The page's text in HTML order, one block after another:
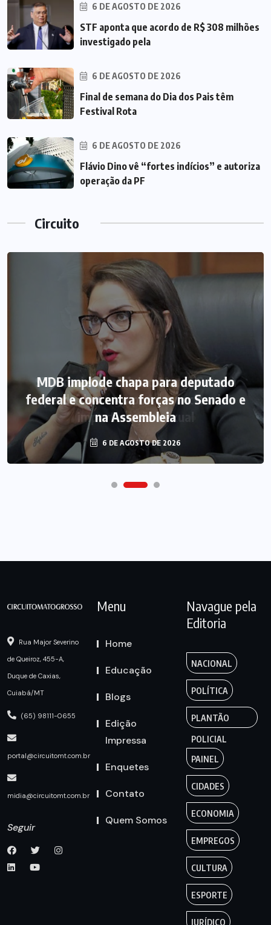
6 DE AGOSTO DE 2026
STF aponta que acordo de R$ 308 milhões
investigado pela
6 DE AGOSTO DE 2026
Final de semana do Dia dos Pais têm
Festival Rota
6 DE AGOSTO DE 2026
Flávio Dino vê “fortes indícios” e autoriza
operação da PF
Circuito
MDB implode chapa para deputado
federal e concentra forças no Senado e
na Assembleia
6 DE AGOSTO DE 2026
Rua Major Severino
de Queiroz, 455-A,
Duque de Caxias,
Cuiabá/MT
(65) 98111-0655
portal@circuitomt.com.br
midia@circuitomt.com.br
Seguir
Menu
Home
Educação
Blogs
Edição
Impressa
Enquetes
Contato
Quem Somos
Navague pela
Editoria
NACIONAL
POLÍTICA
PLANTÃO
POLICIAL
PAINEL
CIDADES
ECONOMIA
EMPREGOS
CULTURA
ESPORTE
JURÍDICO